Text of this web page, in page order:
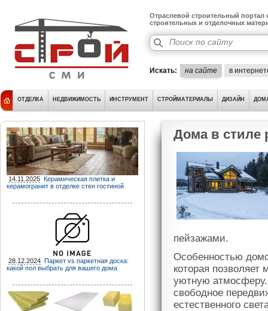
Отраслевой строительный портал
строительных и отделочных
Искать: на сайте в
ОТДЕЛКА НЕДВИЖИМОСТЬ ИНСТРУМЕНТ СТРОЙМАТЕРИАЛЫ ДИЗАЙН
14.11.2025 Керамическая плитка и
керамогранит в отделке стен гостиной
28.12.2024 Паркет vs паркетная доска:
какой пол выбрать для вашего дома
Дома в стиле
пейзажами.
Особенностью
которая позволяет
уютную
свободное
естественного